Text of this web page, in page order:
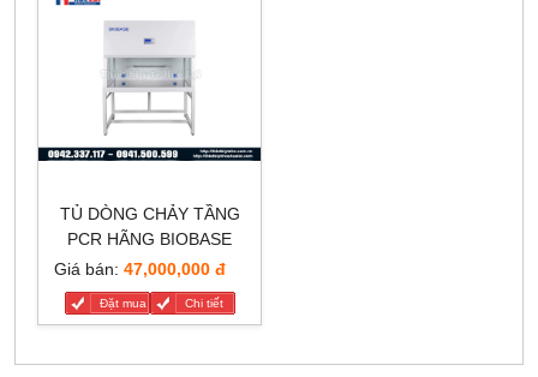
TỦ DÒNG CHẢY TẦNG
PCR HÃNG BIOBASE
Giá bán: 47,000,000 đ
Đặt mua Chi tiết